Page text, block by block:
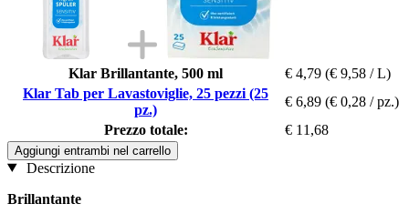
Klar Brillantante, 500 ml € 4,79 (€ 9,58 / L)
Klar Tab per Lavastoviglie, 25 pezzi (25
pz.)
€ 6,89 (€ 0,28 / pz.)
Prezzo totale:
€ 11,68
Aggiungi entrambi nel carrello
Descrizione
Brillantante